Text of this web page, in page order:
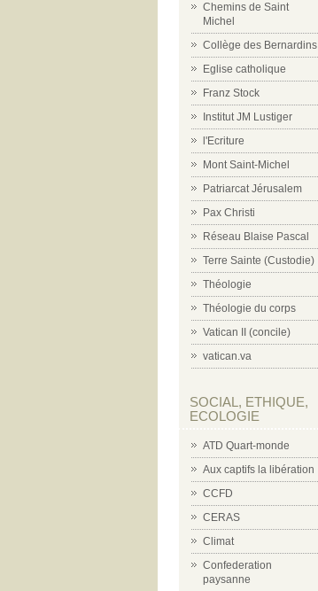
Chemins de Saint
Michel
Collège des Bernardins
Eglise catholique
Franz Stock
Institut JM Lustiger
l'Ecriture
Mont Saint-Michel
Patriarcat Jérusalem
Pax Christi
Réseau Blaise Pascal
Terre Sainte (Custodie)
Théologie
Théologie du corps
Vatican II (concile)
vatican.va
SOCIAL, ETHIQUE,
ECOLOGIE
ATD Quart-monde
Aux captifs la libération
CCFD
CERAS
Climat
Confederation
paysanne